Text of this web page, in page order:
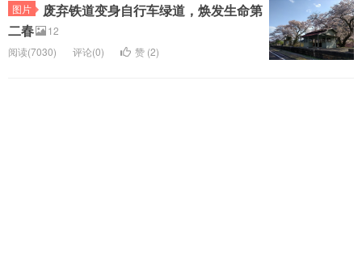
图片
废弃铁道变身自行车绿道，焕发生命第
二春
12
阅读(7030)
评论(0) 赞 (2)